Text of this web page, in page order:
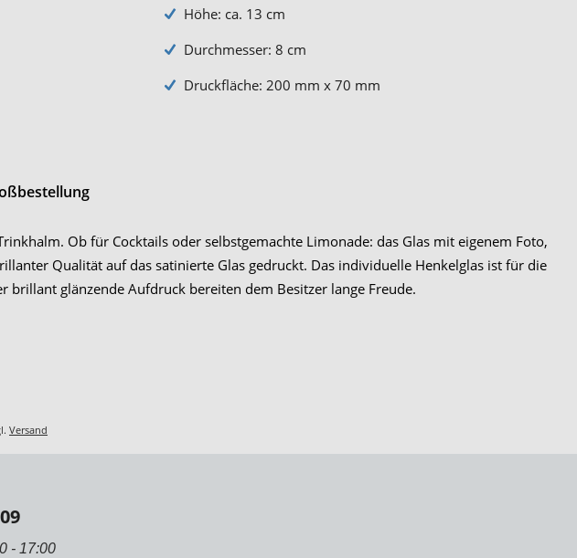
Höhe: ca. 13 cm
Durchmesser: 8 cm
Druckfläche: 200 mm x 70 mm
Ob für Cocktails oder selbstgemachte Limonade: das Glas mit eigenem Foto,
Qualität auf das satinierte Glas gedruckt. Das individuelle Henkelglas ist für die
glänzende Aufdruck bereiten dem Besitzer lange Freude.
Versand
- 17:00